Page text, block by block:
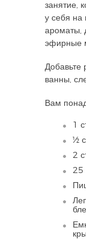
занятие,
у себя на
ароматы,
эфирные
Добавьте
ванны,
Вам
1
½
2
25